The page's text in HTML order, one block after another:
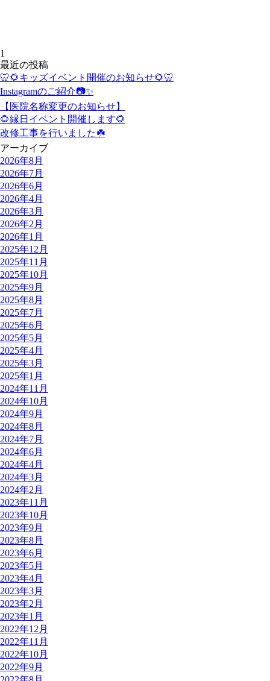
1
最近の投稿
🦷🌻キッズイベント開催のお知らせ🌻🦷
Instagramのご紹介📷✨
【医院名称変更のお知らせ】
🌻縁日イベント開催します🌻
改修工事を行いました☘️
アーカイブ
2026年8月
2026年7月
2026年6月
2026年4月
2026年3月
2026年2月
2026年1月
2025年12月
2025年11月
2025年10月
2025年9月
2025年8月
2025年7月
2025年6月
2025年5月
2025年4月
2025年3月
2025年1月
2024年11月
2024年10月
2024年9月
2024年8月
2024年7月
2024年6月
2024年4月
2024年3月
2024年2月
2023年11月
2023年10月
2023年9月
2023年8月
2023年6月
2023年5月
2023年4月
2023年3月
2023年2月
2023年1月
2022年12月
2022年11月
2022年10月
2022年9月